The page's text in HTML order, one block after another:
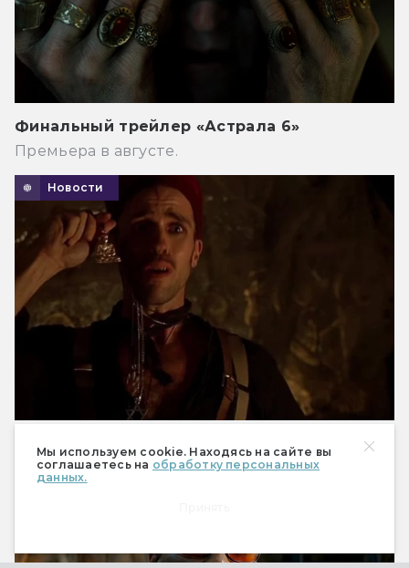
Мы используем cookie. Находясь на сайте вы
соглашаетесь на обработку персональных
данных.
Финальный трейлер «Астрала 6»
Премьера в августе.
Новости
В новой «Мумии» вновь сыграют Кевин Дж.
О’Коннор и Одед Фер